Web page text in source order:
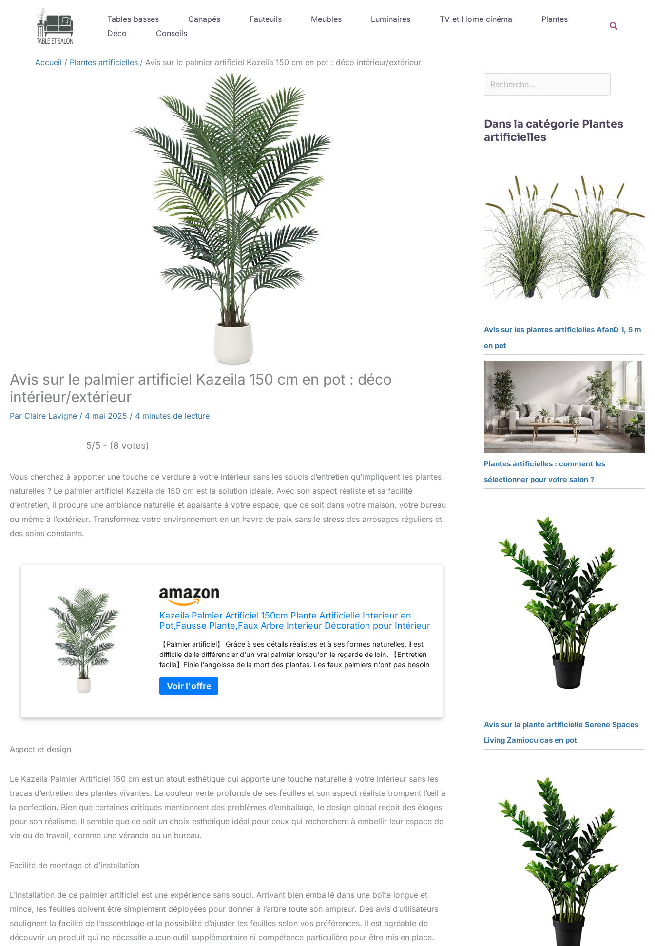
Tables basses Canapés Fauteuils Meubles Luminaires TV et Home cinéma
Plantes
Déco
Conseils
Accueil Plantes artificielles Avis sur le palmier artificiel Kazeila 150 cm en pot : déco intérieur/extérieur
Avis sur le palmier artificiel Kazeila 150 cm en pot : déco
intérieur/extérieur
Par Claire Lavigne / 4 mai 2025 / 4 minutes de lecture
5/5 - (8 votes)
Vous cherchez à apporter une touche de verdure à votre intérieur sans les soucis d’entretien qu’impliquent les plantes
naturelles ? Le palmier artificiel Kazeila de 150 cm est la solution idéale. Avec son aspect réaliste et sa facilité
d’entretien, il procure une ambiance naturelle et apaisante à votre espace, que ce soit dans votre maison, votre bureau
ou même à l’extérieur. Transformez votre environnement en un havre de paix sans le stress des arrosages réguliers et
des soins constants.
Kazeila Palmier Artificiel 150cm Plante Artificielle Interieur en
Pot,Fausse Plante,Faux Arbre Interieur Décoration pour Intérieur
【Palmier artificiel】 Grâce à ses détails réalistes et à ses formes naturelles, il est
difficile de le différencier d'un vrai palmier lorsqu'on le regarde de loin. 【Entretien
facile】Finie l'angoisse de la mort des plantes. Les faux palmiers n'ont pas besoin
dépoussiérer régulièrement, ils resteront verts et frais pour l'éternité. 【Poté dans
une base stable】Nos palmiers artificiels sont livrés pré-assemblés dans des pots
pensons qu'ils apporteront le meilleur effet décoratif à votre maison et à votre
lecture, les salles à manger et les bureaux, et est également parfait pour les
Aspect et design
Le Kazeila Palmier Artificiel 150 cm est un atout esthétique qui apporte une touche naturelle à votre intérieur sans les
tracas d’entretien des plantes vivantes. La couleur verte profonde de ses feuilles et son aspect réaliste trompent l’œil à
la perfection. Bien que certaines critiques mentionnent des problèmes d’emballage, le design global reçoit des éloges
pour son réalisme. Il semble que ce soit un choix esthétique idéal pour ceux qui recherchent à embellir leur espace de
vie ou de travail, comme une véranda ou un bureau.
Facilité de montage et d’installation
L’installation de ce palmier artificiel est une expérience sans souci. Arrivant bien emballé dans une boîte longue et
mince, les feuilles doivent être simplement déployées pour donner à l’arbre toute son ampleur. Des avis d’utilisateurs
soulignent la facilité de l’assemblage et la possibilité d’ajuster les feuilles selon vos préférences. Il est agréable de
découvrir un produit qui ne nécessite aucun outil supplémentaire ni compétence particulière pour être mis en place.
Dans la catégorie Plantes
artificielles
Avis sur les plantes artificielles AfanD 1, 5 m
en pot
Plantes artificielles : comment les
sélectionner pour votre salon ?
Avis sur la plante artificielle Serene Spaces
Living Zamioculcas en pot